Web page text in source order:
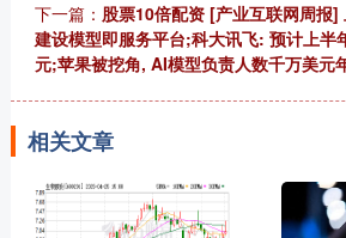
下一篇： 股票10倍配资 [产业互联网周报
建设模型即服务平台;科大讯飞: 预计上半
元;苹果被挖角, AI模型负责人数千万美元
相关文章